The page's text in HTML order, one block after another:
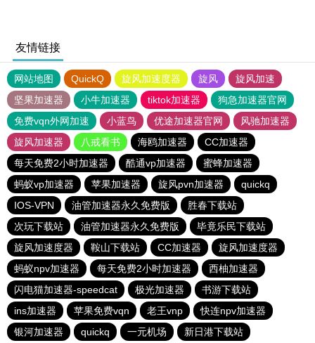
友情链接
网站地图 QuickQ 旋风加速度器 旋风
旋风加速
坚果加速器
小牛加速器 tiktok加速器
狗急加速器官网
免费vqn外网加速
小蓝鸟 优途加速器官网
风驰加速器
旋风加速器
八戒看书 海鸥加速器
CC加速器
每天免费2小时加速器
酷通vp加速器
蜜蜂加速器
蚂蚁vp加速器
苹果加速器 旋风pvn加速器
quickq
IOS-VPN
油管加速器永久免费版
胜春下载站
次玩下载站
油管加速器永久免费版
毕竟乐民下载站
旋风加速度器
鞍山下载站 CC加速器
旋风加速度器
蚂蚁npv加速器
每天免费2小时加速器
西柚加速器
闪电猫加速器-speedcat
极光加速器
书游下载站
ins加速器
苹果免费vqn 老王vnp
快连npv加速器
银河加速器
quickq 一元机场 新日港下载站